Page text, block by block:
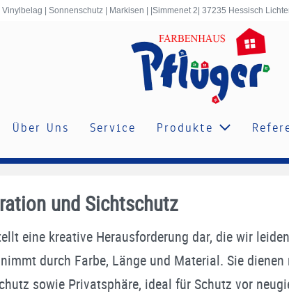
| Sonnenschutz | Markisen | |Simmenet 2| 37235 Hessisch
Über Uns Service Produkte
und Sichtschutz
eine kreative Herausforderung dar, die wir
durch Farbe, Länge und Material. Sie
sowie Privatsphäre, ideal für Schutz vor